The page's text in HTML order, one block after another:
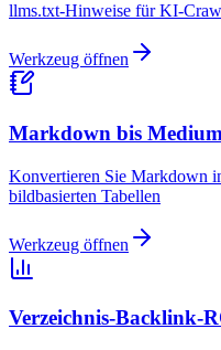
llms.txt-Hinweise für KI-
Werkzeug öffnen
Markdown bis Medium
Konvertieren Sie Markdown
bildbasierten Tabellen
Werkzeug öffnen
Verzeichnis-Backlink-